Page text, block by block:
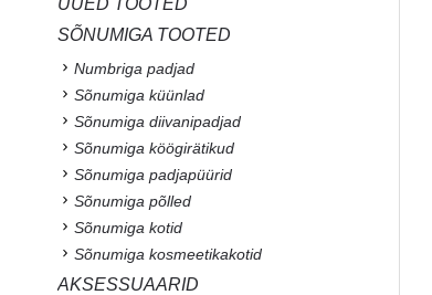
SÕNUMIGA TOOTED
Numbriga padjad
Sõnumiga küünlad
Sõnumiga diivanipadjad
Sõnumiga köögirätikud
Sõnumiga padjapüürid
Sõnumiga põlled
Sõnumiga kotid
Sõnumiga kosmeetikakotid
AKSESSUAARID